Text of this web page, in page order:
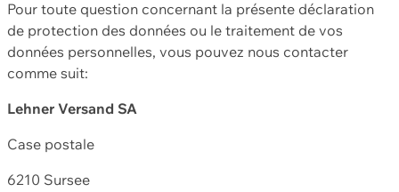
Pour toute question concernant la présente déclaration
de protection des données ou le traitement de vos
données personnelles, vous pouvez nous contacter
comme suit:
Lehner Versand SA
Case postale
6210 Sursee